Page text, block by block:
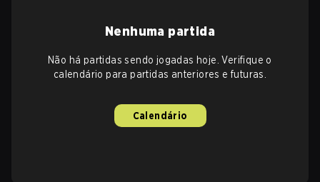
Nenhuma partida
Não há partidas sendo jogadas hoje. Verifique o
calendário para partidas anteriores e futuras.
Calendário